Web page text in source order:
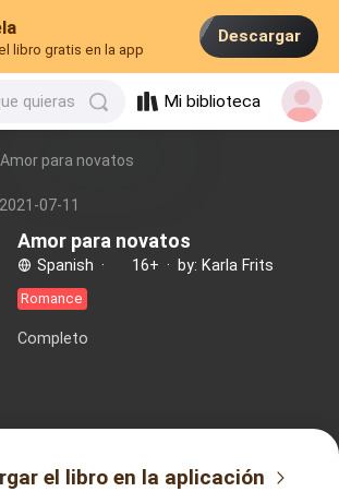
libro gratis en la app
Descargar
quieras Mi biblioteca
Amor para novatos
07-11
Amor para novatos
Spanish · 16+ · by: Karla Frits
Romance
Completo
el libro en la aplicación